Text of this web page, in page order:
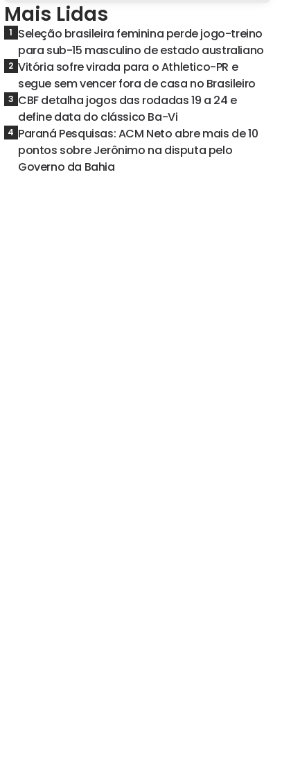
Mais Lidas
1 Seleção brasileira feminina perde jogo-treino
para sub-15 masculino de estado australiano
2 Vitória sofre virada para o Athletico-PR e
segue sem vencer fora de casa no Brasileiro
3 CBF detalha jogos das rodadas 19 a 24 e
define data do clássico Ba-Vi
4 Paraná Pesquisas: ACM Neto abre mais de 10
pontos sobre Jerônimo na disputa pelo
Governo da Bahia